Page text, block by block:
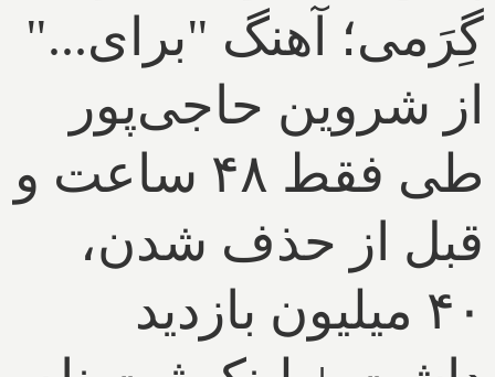
گِرَمی؛ آهنگ "برای..."
از شروین حاجی‌پور
طی فقط ۴۸ ساعت و
قبل از حذف شدن،
۴۰ میلیون بازدید